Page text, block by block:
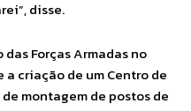
disse.
Forças Armadas no
criação de um Centro de
montagem de postos de